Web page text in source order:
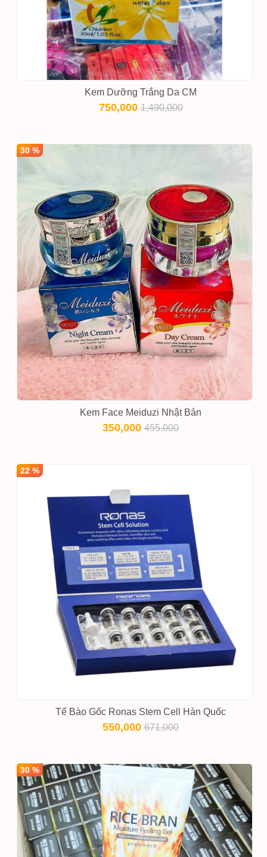
Kem Dưỡng Trắng Da CM
750,0001,490,000
30 %
Kem Face Meiduzi Nhật Bản
350,000455,000
22 %
Tế Bào Gốc Ronas Stem Cell Hàn Quốc
550,000671,000
30 %